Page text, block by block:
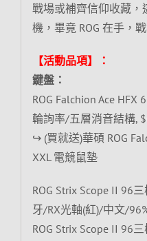
戰場或補齊信仰收藏，
機，畢竟 ROG 在手，
【活動品項】：
鍵盤：
ROG Falchion Ace
輪詢率/五層消音結構,
↪ (買就送)華碩 ROG
XXL 電競鼠墊
ROG Strix Scope II 96
牙/RX光軸(紅)/中文/
ROG Strix Scope II 96